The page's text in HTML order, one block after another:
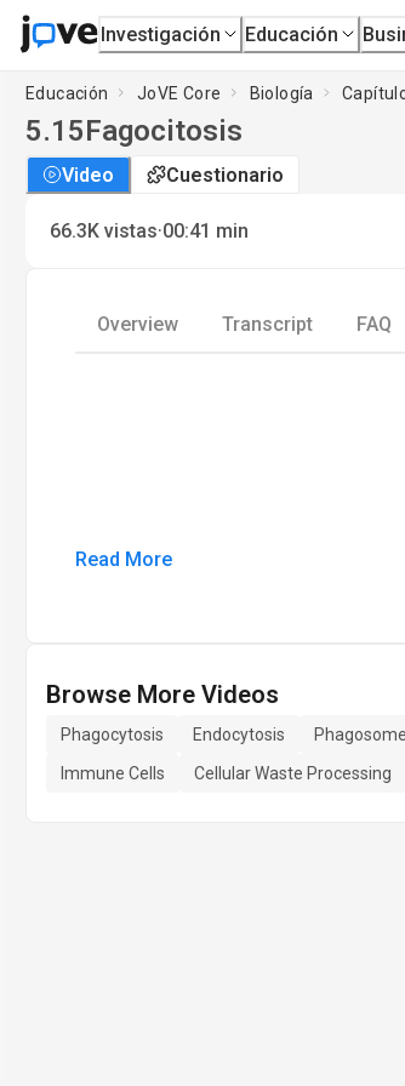
Investigación Educación
Educación JoVE Core Biología
5.15Fagocitosis
Video Cuestionario
66.3K vistas·00:41 min
Overview Transcript FAQ
Read More
Browse More Videos
Phagocytosis Endocytosis
Immune Cells
Cellular Waste Processing